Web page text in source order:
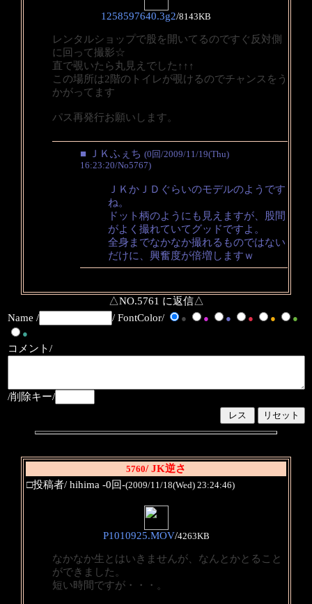
1258597640.3g2/8143KB
レンタルショップで股を開いてるのですぐ反対側
に回って撮影☆
直で覗いたら丸見えでした↑↑↑
この場所は2階のトイレが覗けるのでチャンスをう
かがってます
パス再発行お願いします。
■ ＪＫふぇち (0回/2009/11/19(Thu)
16:23:20/No5767)
ＪＫかＪＤぐらいのモデルのようです
ね。
ドット柄のようにも見えますが、股間
がよく撮れていてグッドですよ。
全身までなかなか撮れるものではない
だけに、興奮度が倍増しますｗ
△NO.5761 に返信△
Name /
/ FontColor/ ● ● ● ● ●
●
●
コメント/
/削除キー/
5760/ JK逆さ
□投稿者/ hihima -0回-(2009/11/18(Wed) 23:24:46)
P1010925.MOV/4263KB
なかなか生とはいきませんが、なんとかとること
ができました。
短い時間ですが・・・。